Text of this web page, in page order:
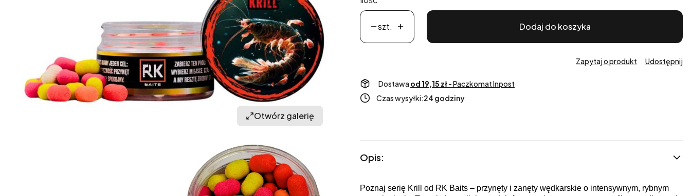
Otwórz galerię
szt. Dodaj do koszyka
Zapytaj o produkt Udostępnij
Dostawa od 19,15 zł- Paczkomat Inpost
Czas wysyłki:24 godziny
Opis:
Poznaj serię Krill od RK Baits – przynęty i zanęty wędkarskie o intensywnym, rybnym